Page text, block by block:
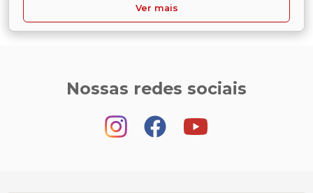
Ver mais
Nossas redes sociais